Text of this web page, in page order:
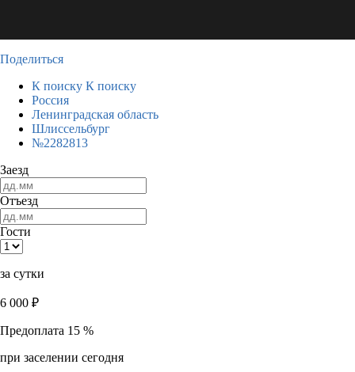
Поделиться
К поиску К поиску
Россия
Ленинградская область
Шлиссельбург
№2282813
Заезд
Отъезд
Гости
за сутки
6 000 ₽
Предоплата 15 %
при заселении сегодня